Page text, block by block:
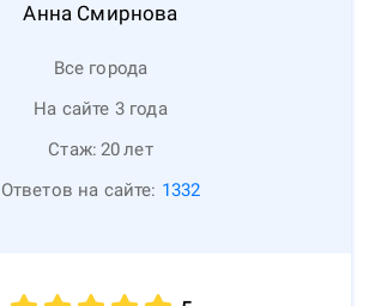
Анна Смирнова
Все города
На сайте 3 года
Стаж: 20лет
Ответов на сайте: 1332